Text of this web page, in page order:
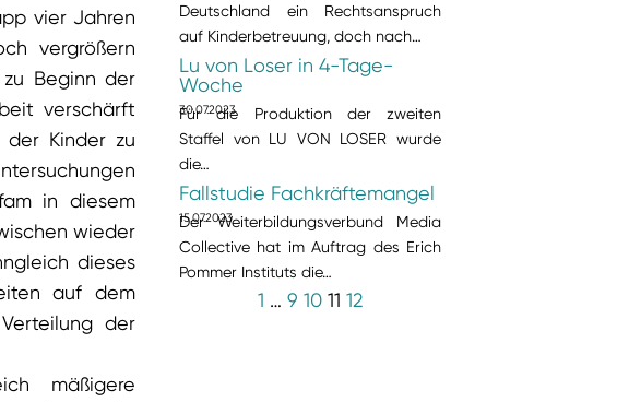
vier Jahren
vergrößern
zu Beginn der
verschärft
Kinder zu
in diesem
wieder
dieses
auf dem
der
mäßigere
Deutschland ein Rechtsanspruch
auf Kinderbetreuung, doch nach…
Lu von Loser in 4-Tage-
Woche
30.07.2023
Für die Produktion der zweiten
Staffel von LU VON LOSER wurde
die…
Fallstudie Fachkräftemangel
15.07.2023
Der Weiterbildungsverbund Media
Collective hat im Auftrag des Erich
Pommer Instituts die…
1 … 9 10 11 12